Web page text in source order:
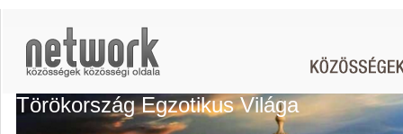
Törökország Egzotikus Világa